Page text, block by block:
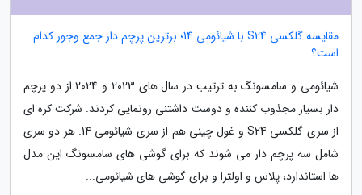
مقایسه گلکسی S24 با شیائومی 14؛ برترین پرچم دار جمع وجور کدام
است؟
شیائومی و سامسونگ به ترتیب در سال های 2023 و 2024 از دو پرچم
دار بسیار مجذوب کننده و دوست داشتنی رونمایی کردند. شرکت کره ای
از سری گلکسی S24 و غول چینی هم از سری شیائومی 14. هر دو سری
شامل سه پرچم دار می شوند که برای گوشی های سامسونگ این مدل
ها استاندارد، پلاس و اولترا و برای گوشی های شیائومی...